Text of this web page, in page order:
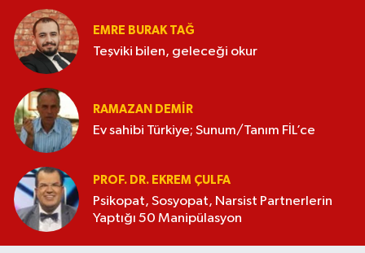
EMRE BURAK TAĞ
Teşviki bilen, geleceği okur
RAMAZAN DEMİR
Ev sahibi Türkiye; Sunum/Tanım FİL’ce
PROF. DR. EKREM ÇULFA
Psikopat, Sosyopat, Narsist Partnerlerin
Yaptığı 50 Manipülasyon